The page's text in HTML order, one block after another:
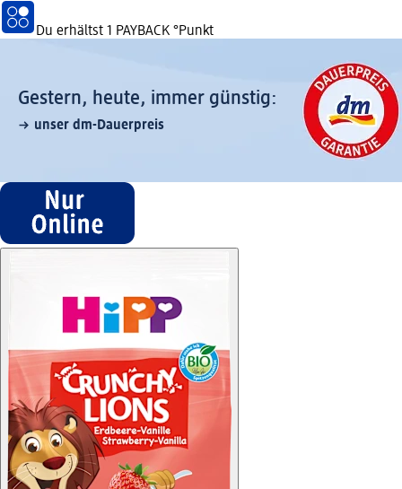
Du erhältst 1 PAYBACK °Punkt
Gestern, heute, immer günstig:
unser dm-Dauerpreis